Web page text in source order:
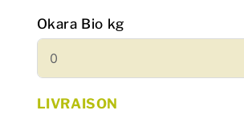
Okara Bio kg
LIVRAISON